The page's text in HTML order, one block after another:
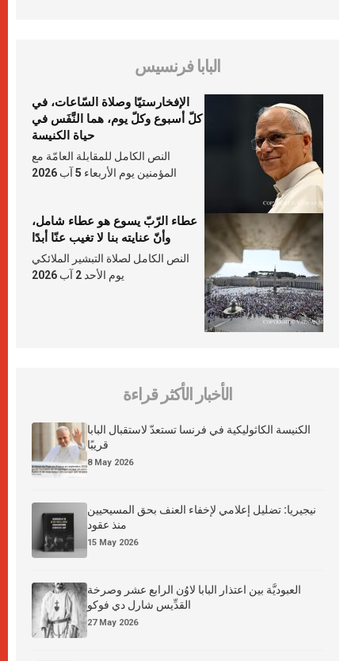
البابا فرنسيس
الإفخارستيّا وصلاة السّاعات، في
كلّ أسبوع وكلّ يوم، هما النَّفَس في
حياة الكنيسة
النص الكامل للمقابلة العامّة مع
المؤمنين يوم الأربعاء 5 آب 2026
عطاء الرّبّ يسوع هو عطاء شامل،
وأنّ عنايته بنا لا تغيب عنّا أبدًا
النص الكامل لصلاة التبشير الملائكي
يوم الأحد 2 آب 2026
الأخبار الأكثر قراءة
الكنيسة الكاثوليكية في فرنسا تستعدّ لاستقبال البابا
قريبًا
8 May 2026
نيجيريا: تضليل إعلامي لإخفاء العنف بحق المسيحيين
منذ عقود
15 May 2026
العبوديَّة بين اعتذار البابا لاوُن الرابع عشر وصرخة
القدِّيس شارل دي فوكو
27 May 2026